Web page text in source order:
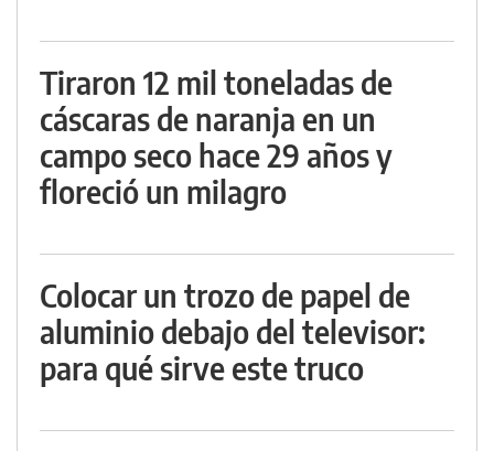
Tiraron 12 mil toneladas de
cáscaras de naranja en un
campo seco hace 29 años y
floreció un milagro
Colocar un trozo de papel de
aluminio debajo del televisor:
para qué sirve este truco